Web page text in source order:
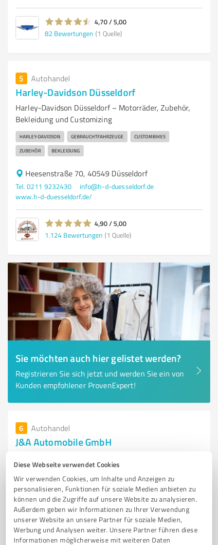
Diese Webseite verwendet Cookies
Wir verwenden Cookies, um Inhalte und Anzeigen zu
personalisieren, Funktionen für soziale Medien anbieten zu
können und die Zugriffe auf unsere Website zu analysieren.
Außerdem geben wir Informationen zu Ihrer Verwendung
unserer Website an unsere Partner für soziale Medien,
Werbung und Analysen weiter. Unsere Partner führen diese
Informationen möglicherweise mit weiteren Daten
4,70 / 5,00
82 Bewertungen (1 Quelle)
5 Autohandel
Harley-Davidson Düsseldorf
Harley-Davidson Düsseldorf – Motorräder, Zubehör,
Bekleidung und Customizing
HARLEY-DAVIDSON GEBRAUCHTFAHRZEUGE CUSTOMBIKES
ZUBEHÖR BEKLEIDUNG
Heesenstraße 70, 40549 Düsseldorf
Tel. 0211 9232430
info@h-d-duesseldorf.de
www.h-d-duesseldorf.de/
4,90 / 5,00
1.124 Bewertungen (1 Quelle)
Sie möchten auch hier gelistet werden?
Registrieren Sie sich jetzt und werden Sie ein von
Kunden empfohlener ProvenExpert!
6 Autohandel
J&A Automobile GmbH
Suzuki, Chrysler, Jeep & AIXAM
AUTOHANDEL SUZUKI VERTRAGSHÄNDLER CHRYSLER SERVICEPARTNER
JEEP SERVICEPARTNER AIXAM LEICHTFAHRZEUGE
Raiffeisenstraße 25, 40764 Langenfeld (Rheinland)
Tel. 02173 98860
info@ja-automobile.de